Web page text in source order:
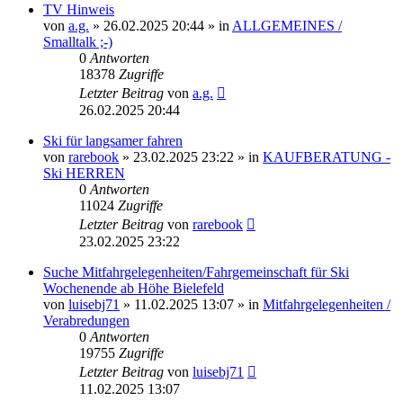
TV Hinweis
von a.g. » 26.02.2025 20:44 » in ALLGEMEINES /
Smalltalk ;-)
0 Antworten
18378 Zugriffe
Letzter Beitrag von a.g.
26.02.2025 20:44
Ski für langsamer fahren
von rarebook » 23.02.2025 23:22 » in KAUFBERATUNG -
Ski HERREN
0 Antworten
11024 Zugriffe
Letzter Beitrag von rarebook
23.02.2025 23:22
Suche Mitfahrgelegenheiten/Fahrgemeinschaft für Ski
Wochenende ab Höhe Bielefeld
von luisebj71 » 11.02.2025 13:07 » in Mitfahrgelegenheiten /
Verabredungen
0 Antworten
19755 Zugriffe
Letzter Beitrag von luisebj71
11.02.2025 13:07